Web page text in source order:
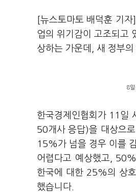
[뉴스토마토 배덕훈 기
업의 위기감이 고조되고
상하는 가운데
새 정부
8일
한국경제인협회가 11 일
50개사 응답)을 대상으
15%가 넘을 경우 이를
어렵다고 예상했고 ,
한국에 대한 25%의 상
했습니다